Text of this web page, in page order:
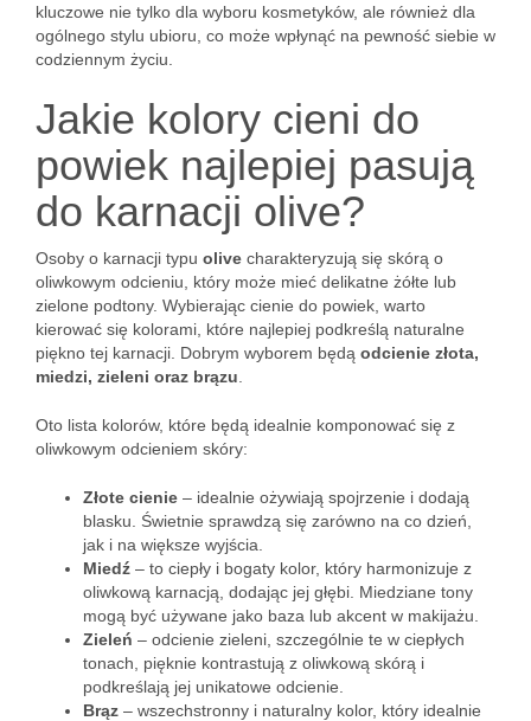
kluczowe nie tylko dla wyboru kosmetyków, ale również dla
ogólnego stylu ubioru, co może wpłynąć na pewność siebie w
codziennym życiu.
Jakie kolory cieni do
powiek najlepiej pasują
do karnacji olive?
Osoby o karnacji typu olive charakteryzują się skórą o
oliwkowym odcieniu, który może mieć delikatne żółte lub
zielone podtony. Wybierając cienie do powiek, warto
kierować się kolorami, które najlepiej podkreślą naturalne
piękno tej karnacji. Dobrym wyborem będą odcienie złota,
miedzi, zieleni oraz brązu
Oto lista kolorów, które będą idealnie komponować się z
oliwkowym odcieniem skóry:
Złote cienie – idealnie ożywiają spojrzenie i dodają
blasku. Świetnie sprawdzą się zarówno na co dzień,
jak i na większe wyjścia.
Miedź – to ciepły i bogaty kolor, który harmonizuje z
oliwkową karnacją, dodając jej głębi. Miedziane tony
mogą być używane jako baza lub akcent w makijażu.
Zieleń – odcienie zieleni, szczególnie te w ciepłych
tonach, pięknie kontrastują z oliwkową skórą i
podkreślają jej unikatowe odcienie.
Brąz – wszechstronny i naturalny kolor, który idealnie